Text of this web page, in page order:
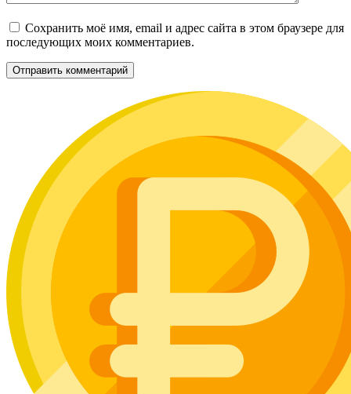
Сохранить моё имя, email и адрес сайта в этом браузере для
последующих моих комментариев.